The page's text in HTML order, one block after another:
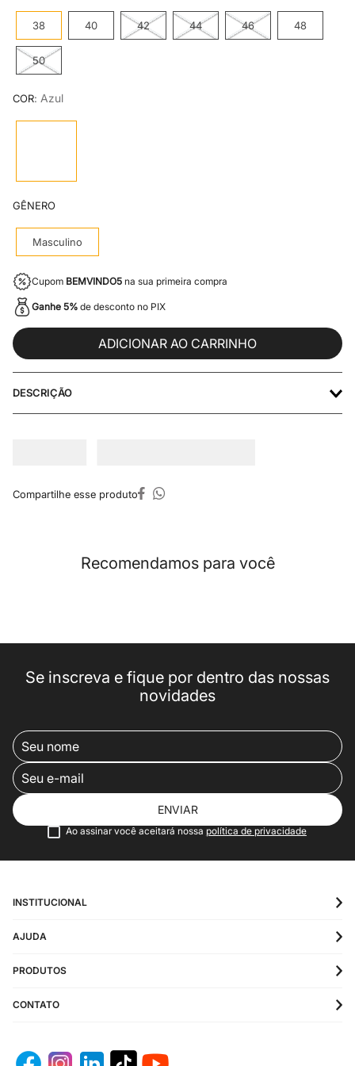
38 40 42 44 46 48
50
COR: Azul
GÊNERO
Masculino
Cupom BEMVINDO5 na sua primeira compra
Ganhe 5% de desconto no PIX
ADICIONAR AO CARRINHO
DESCRIÇÃO
Recomendamos para você
Calça Jeans Skinny
Lavagem Escura
149
R$ 79,99
juros
Calça Jeans Preta
Slim Masculina Basico
R$ 79,99
8º
mr kitsch
9º
jaqueta masculina
10º camiseta